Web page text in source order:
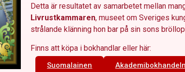
Detta är resultatet av samarbetet mellan
Livrustkammaren, museet om Sveriges
strålande klänning hon bar på sin sons
Finns att köpa i bokhandlar eller här:
Suomalainen Akademibokhandeln